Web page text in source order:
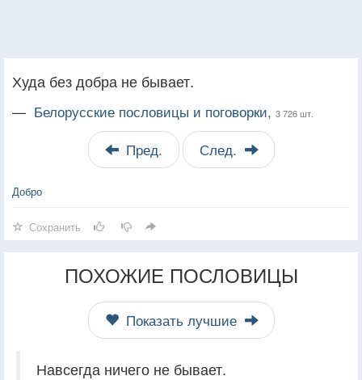
Худа без добра не бывает.
— Белорусские пословицы и поговорки, 3 726 шт.
Пред. След.
Добро
Сохранить
ПОХОЖИЕ ПОСЛОВИЦЫ
Показать лучшие
Навсегда ничего не бывает.